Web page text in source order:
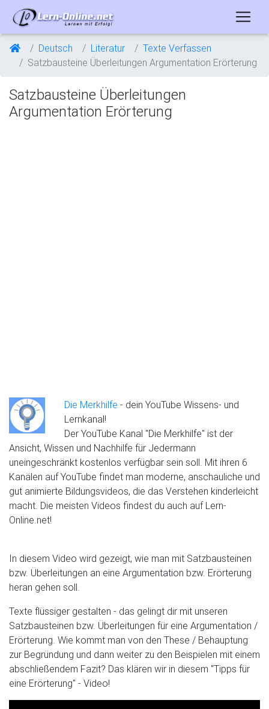
Deutsch Literatur
Texte Verfassen
Satzbausteine Überleitungen Argumentation Erörterung
Satzbausteine Überleitungen
Argumentation Erörterung
Die Merkhilfe - dein YouTube Wissens- und
Lernkanal!
Der YouTube Kanal "Die Merkhilfe" ist der
Ansicht, Wissen und Nachhilfe für Jedermann
uneingeschränkt kostenlos verfügbar sein soll. Mit ihren 6
Kanälen auf YouTube findet man moderne, anschauliche und
gut animierte Bildungsvideos, die das Verstehen kinderleicht
macht. Die meisten Videos findest du auch auf Lern-
Online.net!
In diesem Video wird gezeigt, wie man mit Satzbausteinen
bzw. Überleitungen an eine Argumentation bzw. Erörterung
heran gehen soll.
Texte flüssiger gestalten - das gelingt dir mit unseren
Satzbausteinen bzw. Überleitungen für eine Argumentation /
Erörterung. Wie kommt man von den These / Behauptung
zur Begründung und dann weiter zu den Beispielen mit einem
abschließendem Fazit? Das klären wir in diesem "Tipps für
eine Erörterung" - Video!